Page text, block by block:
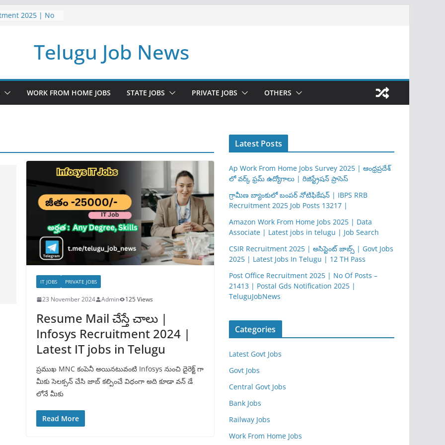
2025 | No
Jobs Survey
వర్క్ ఫ్రమ్ ఉద్యోగాలు
Home Jobs
Telugu Job News
WORK FROM HOME JOBS STATE JOBS PRIVATE JOBS OTHERS
IT JOBS PRIVATE JOBS
23 November 2024 Admin 125 Views
Resume Mail చేస్తే చాలు |
Infosys Recruitment 2024 |
Latest IT jobs in Telugu
ప్రముఖ MNC కంపెనీ అయినటువంటి Infosys నుంచి దైరెక్ట్ గా
మీకు సెలక్సన్ చేసి జాబ్ కల్పించే విధంగా అది కూడా వన్ డే
లోనే మీకు
Read More
Latest Posts
Ap Work From Home Jobs Survey 2025 | ఆంధ్రప్రదేశ్
లో వర్క్ ఫ్రమ్ ఉద్యోగాలు | రిజిస్ట్రేషన్ ప్రాసెస్
గ్రామీణ బ్యాంకులో బంపర్ నోటిఫికేషన్ | IBPS RRB
Recruitment 2025 Job Posts 13217 |
Amazon Work From Home Jobs 2025 | Data
Associate | Latest jobs in telugu | Job Search
CSIR Recruitment 2025 | అసిస్టెంట్ జాబ్స్ | Govt Jobs
2025 | Latest Jobs In Telugu | 12 TH Pass
Post Office Recruitment 2025 | No Of Posts –
21413 | Postal Gds Notification 2025 |
TeluguJobNews
Categories
Latest Govt Jobs
Govt Jobs
Central Govt Jobs
Bank Jobs
Railway Jobs
Work From Home Jobs